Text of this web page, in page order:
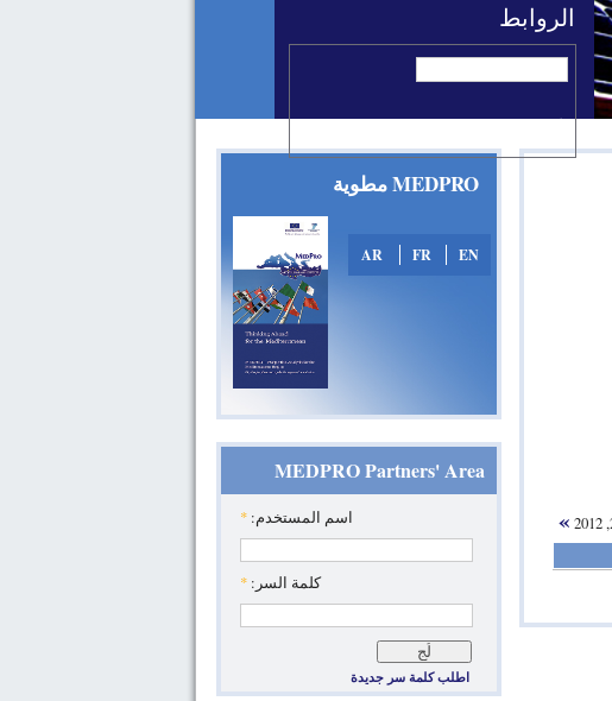
الروابط
MEDPRO مطوية
EN
FR
AR
MEDPRO Partners' Area
‏اسم المستخدم: ‏ *
‏كلمة السر: ‏ *
اطلب كلمة سر جديدة
»